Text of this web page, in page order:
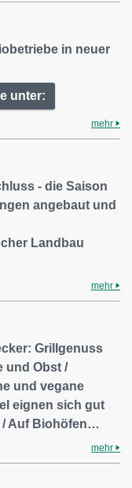
in neuer
unter:
mehr
- die Saison
angebaut und
Landbau
mehr
Grillgenuss
und Obst /
und vegane
eignen sich gut
/ Auf Biohöfen…
mehr